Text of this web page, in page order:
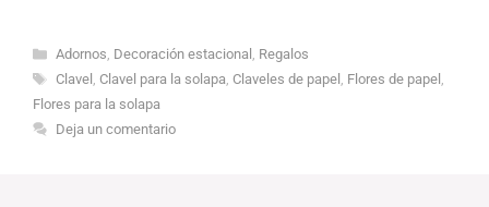
Categorías
Adornos, Decoración estacional , Regalos
Etiquetas
Clavel , Clavel para la solapa, Claveles de papel , Flores de papel ,
Flores para la solapa
Deja un comentario